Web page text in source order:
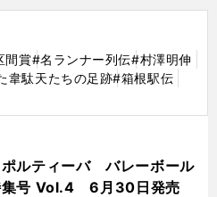
間賞#名ランナー列伝#村澤明伸
韋駄天たちの足跡#箱根駅伝
ポルティーバ バレーボール
集号 Vol.4 6月30日発売